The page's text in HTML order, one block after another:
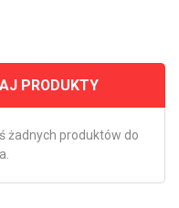
PRODUKTY
żadnych produktów do